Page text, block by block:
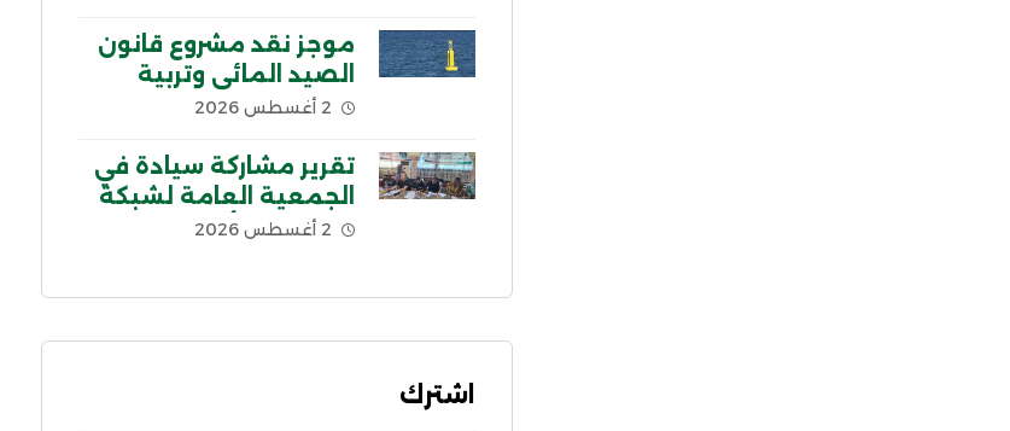
موجز نقد مشروع قانون
الصيد المائي وتربية
الأحياء المائية في لبنان
2 أغسطس 2026
تقرير مشاركة سيادة في
الجمعية العامة لشبكة
اللجنة من أجل إلغاء
2 أغسطس 2026
اشترك